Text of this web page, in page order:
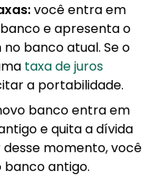
você entra em
e apresenta o
banco atual. Se o
taxa de juros
a portabilidade.
banco entra em
e quita a dívida
momento, você
banco antigo.